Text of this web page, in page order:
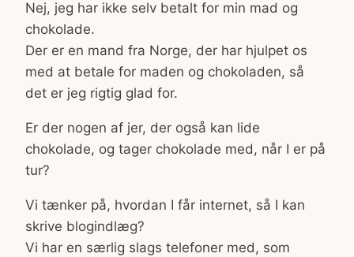
Nej, jeg har ikke selv betalt for min mad og
chokolade.
Der er en mand fra Norge, der har hjulpet os
med at betale for maden og chokoladen, så
det er jeg rigtig glad for.
Er der nogen af jer, der også kan lide
chokolade, og tager chokolade med, når I er på
tur?
Vi tænker på, hvordan I får internet, så I kan
skrive blogindlæg?
Vi har en særlig slags telefoner med, som